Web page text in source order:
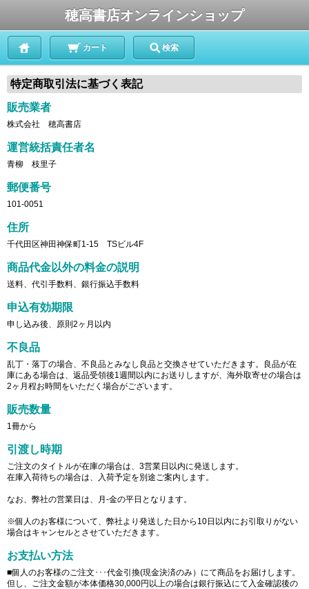
穂高書店オンラインショップ
カート 検索
特定商取引法に基づく表記
販売業者
株式会社 穂高書店
運営統括責任者名
青柳 枝里子
郵便番号
101-0051
住所
千代田区神田神保町1-15 TSビル4F
商品代金以外の料金の説明
送料、代引手数料、銀行振込手数料
申込有効期限
申し込み後、原則2ヶ月以内
不良品
乱丁・落丁の場合、不良品とみなし良品と交換させていただきます。良品が在
庫にある場合は、返品受領後1週間以内にお送りしますが、海外取寄せの場合は
2ヶ月程お時間をいただく場合がございます。
販売数量
1冊から
引渡し時期
ご注文のタイトルが在庫の場合は、3営業日以内に発送します。
在庫入荷待ちの場合は、入荷予定を別途ご案内します。
なお、弊社の営業日は、月-金の平日となります。
※個人のお客様について、弊社より発送した日から10日以内にお引取りがない
場合はキャンセルとさせていただきます。
お支払い方法
■個人のお客様のご注文･･･代金引換(現金決済のみ）にて商品をお届けします。
但し、ご注文金額が本体価格30,000円以上の場合は銀行振込にて入金確認後の